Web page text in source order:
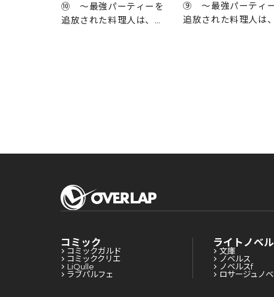
⑩ ～最強パーティーを
追放された料理人は、冒
⑨ ～最強パーティ
追放された料理人は
コミック
コミックガルド
コミッククリエ
LiQulle
ラブパルフェ
ライトノベル
文庫
ノベルス
ノベルスf
ロサージュノ